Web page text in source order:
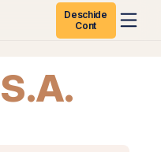
Deschide
Cont